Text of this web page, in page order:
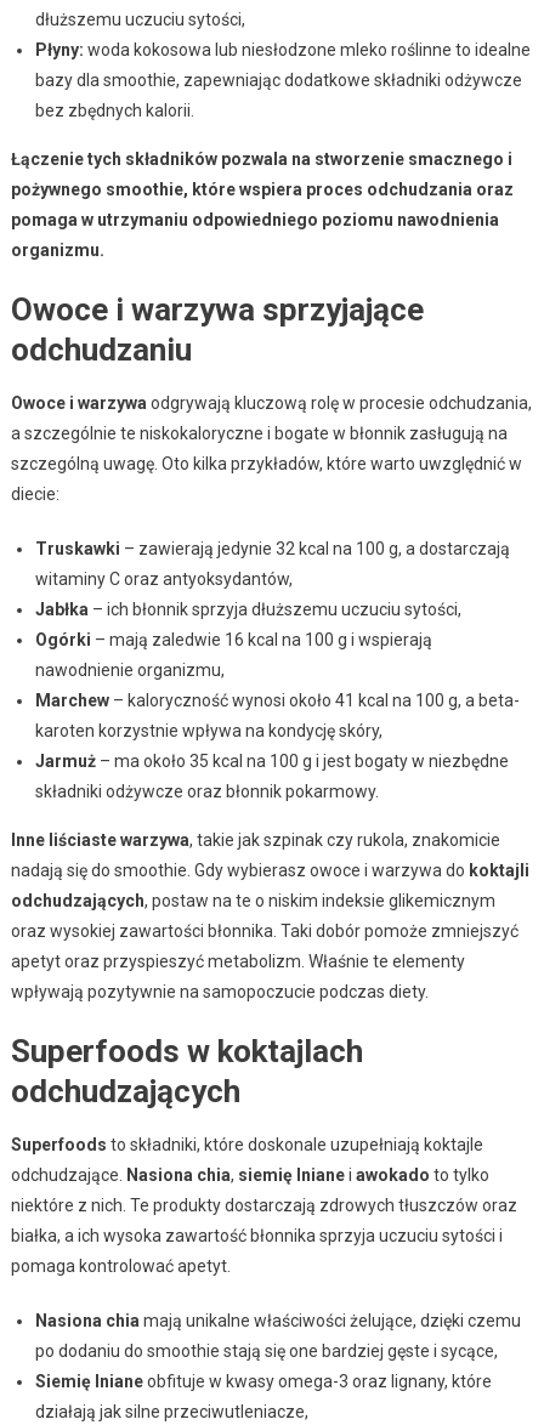
dłuższemu uczuciu sytości,
Płyny: woda kokosowa lub niesłodzone mleko roślinne to idealne
bazy dla smoothie, zapewniając dodatkowe składniki odżywcze
bez zbędnych kalorii.
Łączenie tych składników pozwala na stworzenie smacznego i
pożywnego smoothie, które wspiera proces odchudzania oraz
pomaga w utrzymaniu odpowiedniego poziomu nawodnienia
organizmu.
Owoce i warzywa sprzyjające
odchudzaniu
Owoce i warzywa odgrywają kluczową rolę w procesie odchudzania,
a szczególnie te niskokaloryczne i bogate w błonnik zasługują na
szczególną uwagę. Oto kilka przykładów, które warto uwzględnić w
diecie:
Truskawki – zawierają jedynie 32 kcal na 100 g, a dostarczają
witaminy C oraz antyoksydantów,
Jabłka – ich błonnik sprzyja dłuższemu uczuciu sytości,
Ogórki – mają zaledwie 16 kcal na 100 g i wspierają
nawodnienie organizmu,
Marchew– kaloryczność wynosi około 41 kcal na 100 g, a beta-
karoten korzystnie wpływa na kondycję skóry,
Jarmuż– ma około 35 kcal na 100 g i jest bogaty w niezbędne
składniki odżywcze oraz błonnik pokarmowy.
Inne liściaste warzywa, takie jak szpinak czy rukola, znakomicie
nadają się do smoothie. Gdy wybierasz owoce i warzywa do koktajli
odchudzających, postaw na te o niskim indeksie glikemicznym
oraz wysokiej zawartości błonnika. Taki dobór pomoże zmniejszyć
apetyt oraz przyspieszyć metabolizm. Właśnie te elementy
wpływają pozytywnie na samopoczucie podczas diety.
Superfoods w koktajlach
odchudzających
Superfoods to składniki, które doskonale uzupełniają koktajle
odchudzające.
Nasiona chia, siemię lnianei awokado to tylko
niektóre z nich. Te produkty dostarczają zdrowych tłuszczów oraz
białka, a ich wysoka zawartość błonnika sprzyja uczuciu sytości i
pomaga kontrolować apetyt.
Nasiona chia mają unikalne właściwości żelujące, dzięki czemu
po dodaniu do smoothie stają się one bardziej gęste i sycące,
Siemię lnianeobfituje w kwasy omega-3 oraz lignany, które
działają jak silne przeciwutleniacze,